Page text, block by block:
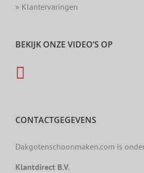
» Klantervaringen
BEKIJK ONZE VIDEO’S OP
CONTACTGEGEVENS
Dakgotenschoonmaken.com is
Klantdirect B.V.